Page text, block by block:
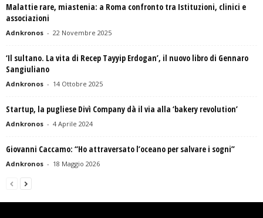
Malattie rare, miastenia: a Roma confronto tra Istituzioni, clinici e
associazioni
Adnkronos - 22 Novembre 2025
‘Il sultano. La vita di Recep Tayyip Erdogan’, il nuovo libro di Gennaro
Sangiuliano
Adnkronos - 14 Ottobre 2025
Startup, la pugliese Divì Company dà il via alla ‘bakery revolution’
Adnkronos - 4 Aprile 2024
Giovanni Caccamo: “Ho attraversato l’oceano per salvare i sogni”
Adnkronos - 18 Maggio 2026